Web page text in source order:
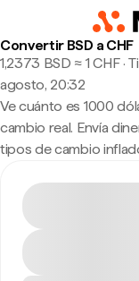
Convertir BSD a CHF
1,2373 BSD ≈ 1 CHF ·
agosto, 20:32
Ve cuánto es 1000
cambio real. Envía
tipos de cambio